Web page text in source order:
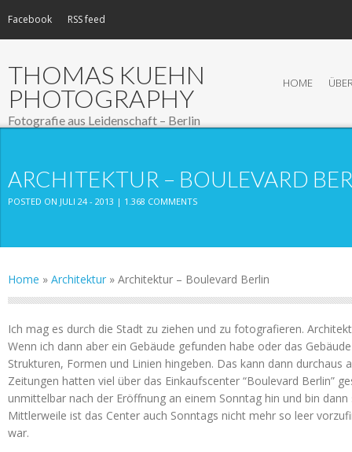
Facebook RSS feed
THOMAS KUEHN
PHOTOGRAPHY
Fotografie aus Leidenschaft – Berlin
HOME
ARCHITEKTUR – BOULEVARD
POSTED ON JULI 24 - 2013 | 1.368 COMMENTS
Home » Architektur » Architektur – Boulevard Berlin
Ich mag es durch die Stadt zu ziehen und zu fotografieren.
Wenn ich dann aber ein Gebäude gefunden habe oder das
Strukturen, Formen und Linien hingeben. Das kann dann durchaus
Zeitungen hatten viel über das Einkaufscenter “Boulevard Berlin”
unmittelbar nach der Eröffnung an einem Sonntag hin und bin
Mittlerweile ist das Center auch Sonntags nicht mehr so leer
war.